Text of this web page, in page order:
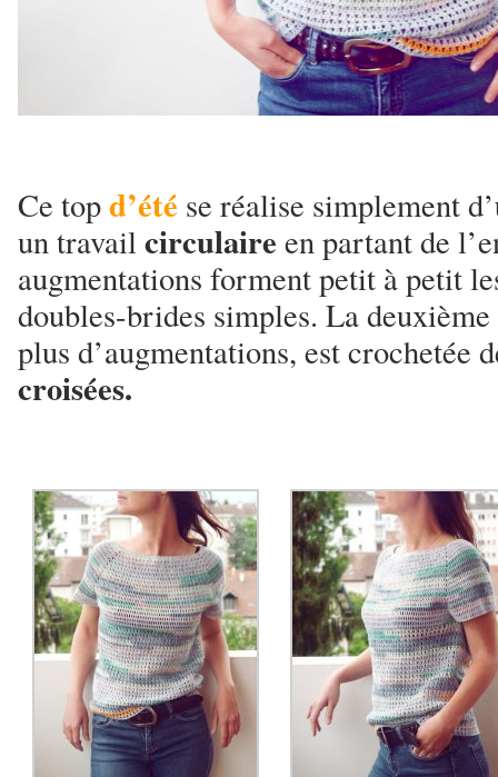
Ce topd’été se réalise simplement d’
un travailcirculaire en partant de
augmentations forment petit à petit
doubles-brides simples. La
plus d’augmentations, est crochetée
croisées.